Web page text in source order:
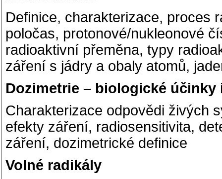
Definice, charakterizace, proces
poločas, protonové/nukleonové
radioaktivní přeměna, typy
záření s jádry a obaly atomů,
Dozimetrie – biologické
Charakterizace odpovědi živých
efekty záření, radiosensitivita,
záření, dozimetrické definice
Volné radikály